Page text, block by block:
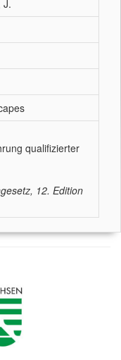
J.
qualifizierter
12. Edition